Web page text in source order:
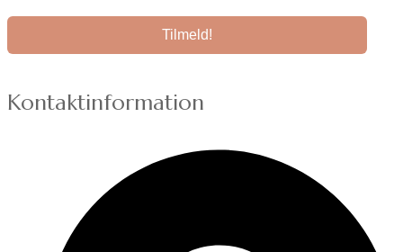
Kontaktinformation